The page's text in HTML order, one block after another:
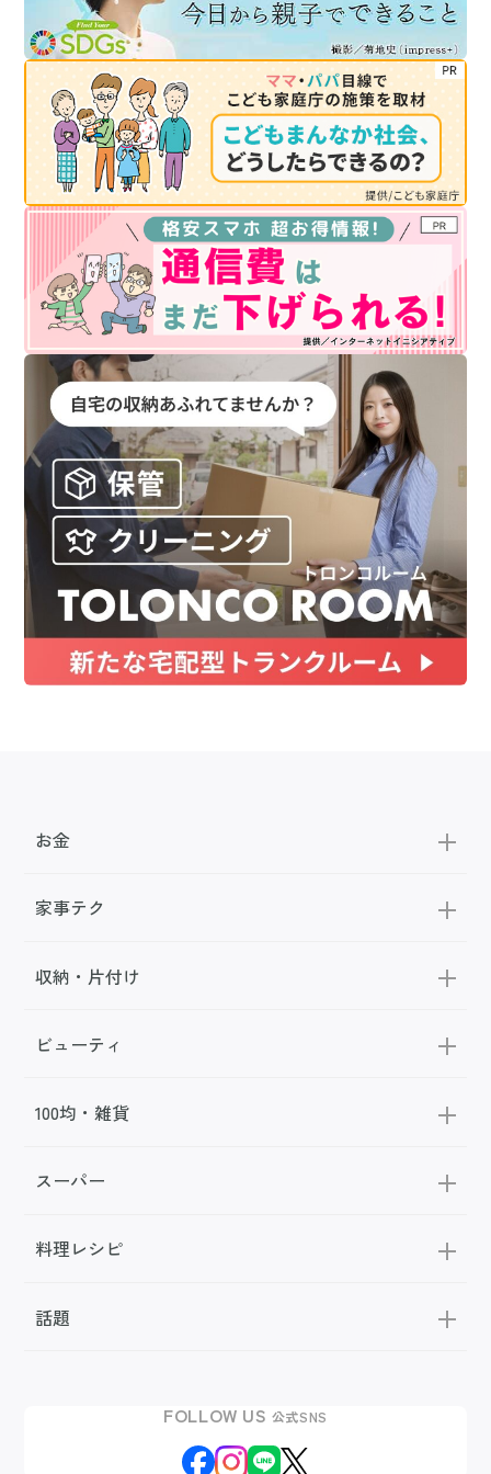
お金
家事テク
収納・片付け
ビューティ
100均・雑貨
スーパー
料理レシピ
話題
FOLLOW US 公式SNS